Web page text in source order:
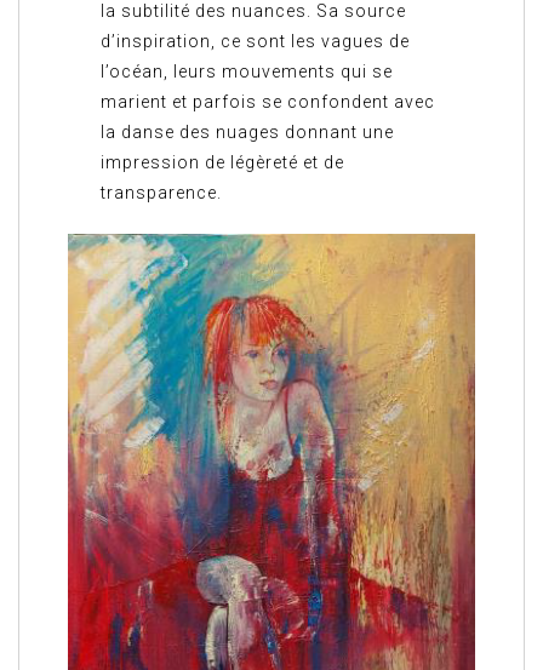
la subtilité des nuances. Sa source
d’inspiration, ce sont les vagues de
l’océan, leurs mouvements qui se
marient et parfois se confondent avec
la danse des nuages donnant une
impression de légèreté et de
transparence.